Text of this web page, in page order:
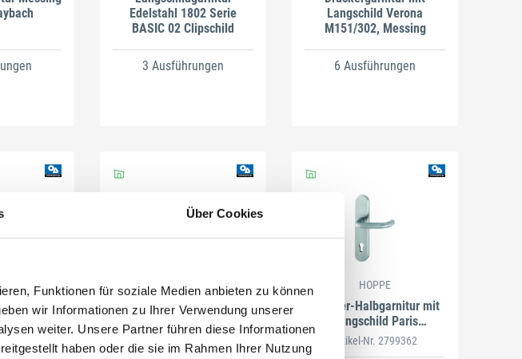
Über Cookies
Funktionen für soziale Medien anbieten zu können
wir Informationen zu Ihrer Verwendung unserer
weiter. Unsere Partner führen diese Informationen
haben oder die sie im Rahmen Ihrer Nutzung
Edelstahl 1802 Serie
BASIC 02 Clipschild
3 Ausführungen
Langschild Verona
M151/302, Messing
6 Ausführungen
mit
Messing
HOPPE
Langschildgarnitur Verona
Alu F1 Natur
HOPPE
Drücker-Halbgarnitur mit
Langschild Paris
E138F/3310, 10/92 mm,
Artikel-Nr. 2799362